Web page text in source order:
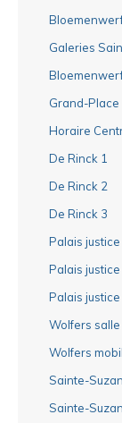
Galeries
Grand-Place
Horaire
De Rinck 1
De Rinck 2
De Rinck 3
Palais justice
Palais justice
Palais justice
Wolfers salle
Wolfers
Sainte-
Sainte-